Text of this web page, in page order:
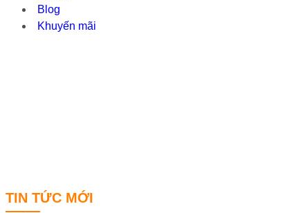
Blog
Khuyến mãi
TIN TỨC MỚI